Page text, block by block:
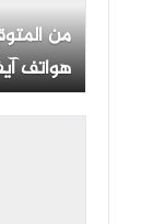
من
بسبب